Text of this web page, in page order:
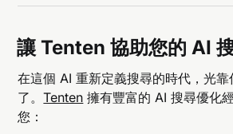
讓 Tenten 協助您的 AI
在這個 AI 重新定義搜尋的時代，光
了。Tenten 擁有豐富的 AI 搜尋優化
您：